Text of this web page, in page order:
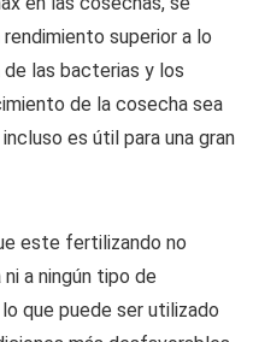
superior a lo
de las bacterias y los
de la cosecha sea
es útil para una gran
este fertilizando no
a ningún tipo de
que puede ser utilizado